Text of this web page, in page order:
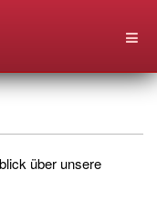
über unsere